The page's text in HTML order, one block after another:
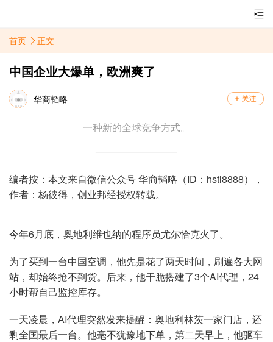
首页 正文
中国企业大爆单，欧洲爽了
华商韬略
一种新的全球竞争方式。
编者按：本文来自微信公众号 华商韬略（ID：hstl8888），
作者：杨彼得，创业邦经授权转载。
今年6月底，奥地利维也纳的程序员尤尔恰克火了。
为了买到一台中国空调，他先是花了两天时间，刷遍各大网
站，却始终抢不到货。后来，他干脆搭建了3个AI代理，24
小时帮自己监控库存。
一天凌晨，AI代理突然发来提醒：奥地利林茨一家门店，还
剩全国最后一台。他毫不犹豫地下单，第二天早上，他驱车